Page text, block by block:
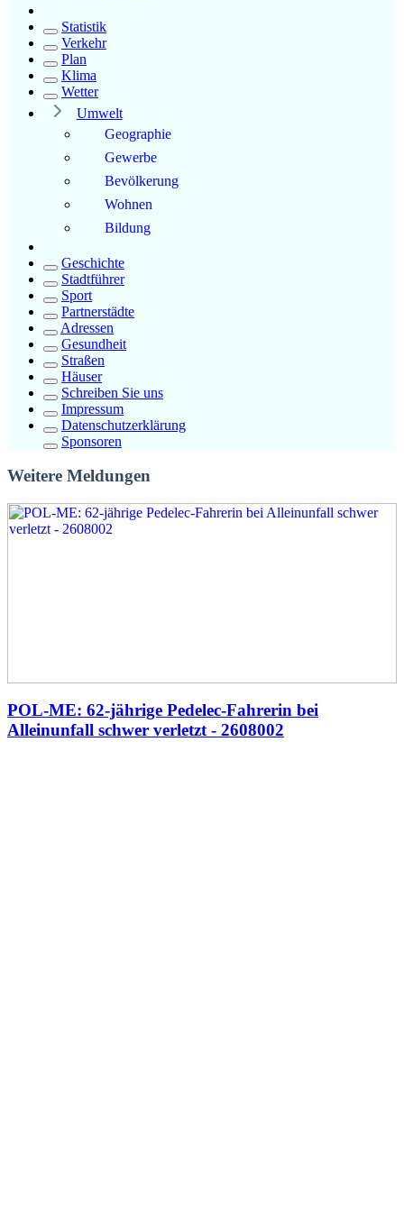
Statistik
Verkehr
Plan
Klima
Wetter
Umwelt
Geographie
Gewerbe
Bevölkerung
Wohnen
Bildung
Geschichte
Stadtführer
Sport
Partnerstädte
Adressen
Gesundheit
Straßen
Häuser
Schreiben Sie uns
Impressum
Datenschutzerklärung
Sponsoren
Weitere Meldungen
POL-ME: 62-jährige Pedelec-Fahrerin bei
Alleinunfall schwer verletzt - 2608002